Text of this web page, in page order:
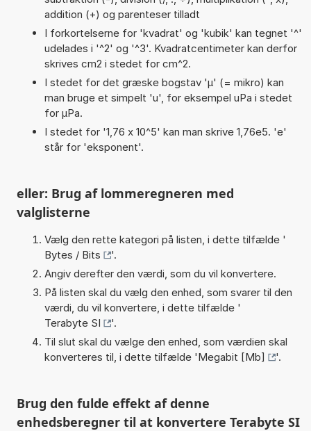
addition (+) og parenteser tilladt
I forkortelserne for 'kvadrat' og 'kubik' kan tegnet '^'
udelades i '^2' og '^3'. Kvadratcentimeter kan derfor
skrives cm2 i stedet for cm^2.
I stedet for det græske bogstav 'µ' (= mikro) kan
man bruge et simpelt 'u', for eksempel uPa i stedet
for µPa.
I stedet for '1,76 x 10^5' kan man skrive 1,76e5. 'e'
står for 'eksponent'.
eller: Brug af lommeregneren med
valglisterne
Vælg den rette kategori på listen, i dette tilfælde '
Bytes / Bits
'.
Angiv derefter den værdi, som du vil konvertere.
På listen skal du vælg den enhed, som svarer til den
værdi, du vil konvertere, i dette tilfælde '
Terabyte SI
'.
Til slut skal du vælge den enhed, som værdien skal
konverteres til, i dette tilfælde 'Megabit [Mb] '.
Brug den fulde effekt af denne
enhedsberegner til at konvertere Terabyte SI